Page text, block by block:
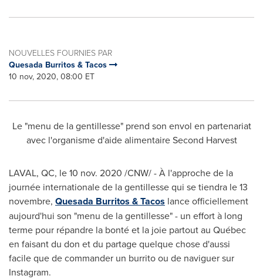
NOUVELLES FOURNIES PAR
Quesada Burritos & Tacos
10 nov, 2020, 08:00 ET
Le "menu de la gentillesse" prend son envol en partenariat
avec l'organisme d'aide alimentaire Second Harvest
LAVAL, QC, le 10 nov. 2020 /CNW/ - À l'approche de la
journée internationale de la gentillesse qui se tiendra le 13
novembre, Quesada Burritos & Tacos lance officiellement
aujourd'hui son "menu de la gentillesse" - un effort à long
terme pour répandre la bonté et la joie partout au Québec
en faisant du don et du partage quelque chose d'aussi
facile que de commander un burrito ou de naviguer sur
Instagram.